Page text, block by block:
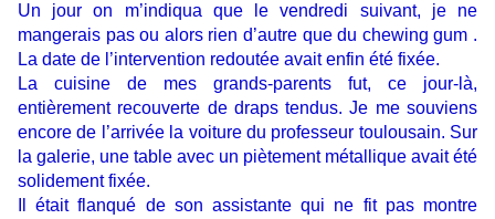
Un jour on m’indiqua que le vendredi suivant, je ne
mangerais pas ou alors rien d’autre que du chewing gum .
La date de l’intervention redoutée avait enfin été fixée.
La cuisine de mes grands-parents fut, ce jour-là,
entièrement recouverte de draps tendus. Je me souviens
encore de l’arrivée la voiture du professeur toulousain. Sur
la galerie, une table avec un piètement métallique avait été
solidement fixée.
Il était flanqué de son assistante qui ne fit pas montre